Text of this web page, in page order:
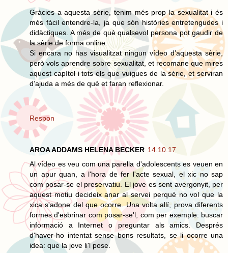
Gràcies a aquesta sèrie, tenim més prop la sexualitat i és
més fàcil entendre-la, ja que són històries entretengudes i
didàctiques. A més de què qualsevol persona pot gaudir de
la sèrie de forma online.
Si encara no has visualitzat ningun vídeo d’aquesta sèrie,
però vols aprendre sobre sexualitat, et recomane que mires
aquest capítol i tots els que vuigues de la sèrie, et serviran
d’ajuda a més de què et faran reflexionar.
Respon
AROA ADDAMS HELENA BECKER 14.10.17
Al vídeo es veu com una parella d'adolescents es veuen en
un apur quan, a l'hora de fer l'acte sexual, el xic no sap
com posar-se el preservatiu. El jove es sent avergonyit, per
aquest motiu decideix anar al servei perquè no vol que la
xica s'adone del que ocorre. Una volta allí, prova diferents
formes d'esbrinar com posar-se'l, com per exemple: buscar
informació a Internet o preguntar als amics. Després
d'haver-ho intentat sense bons resultats, se li ocorre una
idea: que la jove li'l pose.